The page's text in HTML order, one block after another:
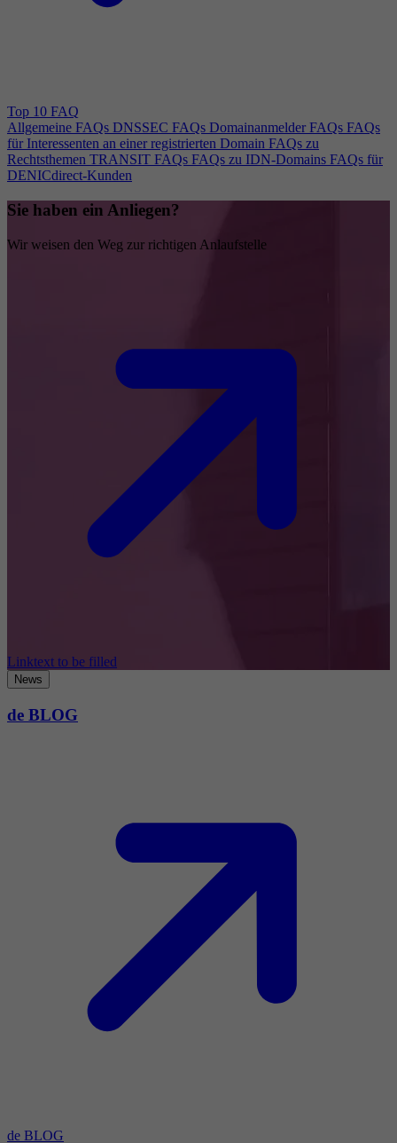
Top 10 FAQ
Allgemeine FAQs DNSSEC FAQs Domainanmelder FAQs FAQs
für Interessenten an einer registrierten Domain FAQs zu
Rechtsthemen TRANSIT FAQs FAQs zu IDN-Domains FAQs für
DENICdirect-Kunden
Sie haben ein Anliegen?
Wir weisen den Weg zur richtigen Anlaufstelle
Linktext to be filled
News
de BLOG
de BLOG